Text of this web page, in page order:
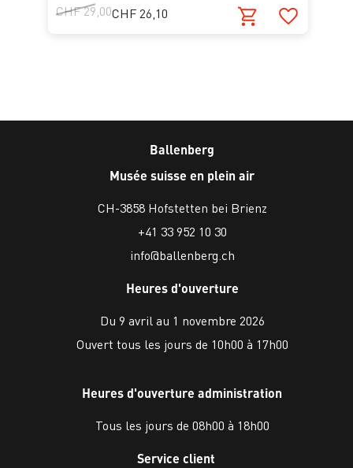
CHF 29,00CHF 26,10
Ballenberg
Musée suisse en plein air
CH-3858 Hofstetten bei Brienz
+41 33 952 10 30
info@ballenberg.ch
Heures d'ouverture
Du 9 avril au 1 novembre 2026
Ouvert tous les jours de 10h00 à 17h00
Heures d'ouverture administration
Tous les jours de 08h00 à 18h00
Service client